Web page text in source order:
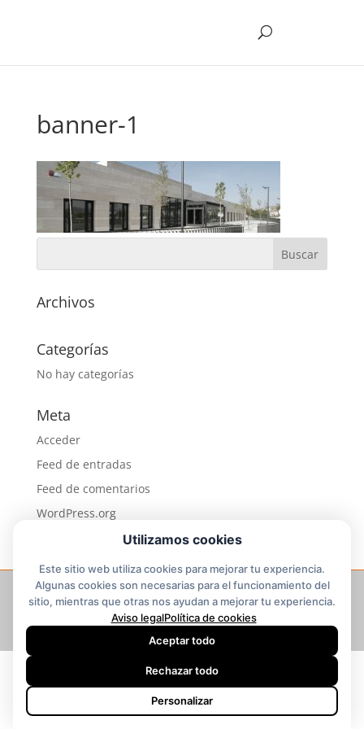
banner-1
Archivos
Categorías
No hay categorías
Meta
Acceder
Feed de entradas
Feed de comentarios
WordPress.org
© Copyright 2025 Binaria CGC. S.L. | Diseño y
desarrollo web: Idees |Nota legal |
Política de
cookies
Utilizamos cookies
Este sitio web utiliza cookies para mejorar tu experiencia.
Algunas cookies son necesarias para el funcionamiento del
sitio, mientras que otras nos ayudan a mejorar tu experiencia.
Aviso legalPolítica de cookies
Aceptar todo
Rechazar todo
Personalizar